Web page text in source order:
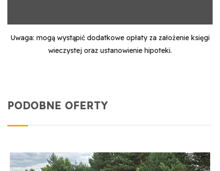
Uwaga: mogą wystąpić dodatkowe opłaty za założenie księgi
wieczystej oraz ustanowienie hipoteki.
PODOBNE OFERTY